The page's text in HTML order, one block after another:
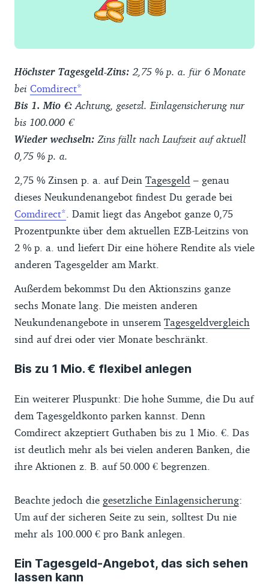
Höchster Tagesgeld-Zins: 2,75 % p. a. für 6 Monate
bei Comdirect
Bis 1. Mio €: Achtung, gesetzl. Einlagensicherung nur
bis 100.000 €
Wieder wechseln: Zins fällt nach Laufzeit auf aktuell
0,75 % p. a.
2,75 % Zinsen p. a. auf Dein Tagesgeld – genau
dieses Neukundenangebot findest Du gerade bei
Comdirect
. Damit liegt das Angebot ganze 0,75
Prozentpunkte über dem aktuellen EZB-Leitzins von
2 % p. a. und liefert Dir eine höhere Rendite als viele
anderen Tagesgelder am Markt.
Außerdem bekommst Du den Aktionszins ganze
sechs Monate lang. Die meisten anderen
Neukundenangebote in unserem Tagesgeldvergleich
sind auf drei oder vier Monate beschränkt.
Bis zu 1 Mio. € flexibel anlegen
Ein weiterer Pluspunkt: Die hohe Summe, die Du auf
dem Tagesgeldkonto parken kannst. Denn
Comdirect akzeptiert Guthaben bis zu 1 Mio. €. Das
ist deutlich mehr als bei vielen anderen Banken, die
ihre Aktionen z. B. auf 50.000 € begrenzen.
Beachte jedoch die gesetzliche Einlagensicherung:
Um auf der sicheren Seite zu sein, solltest Du nie
mehr als 100.000 € pro Bank anlegen.
Ein Tagesgeld-Angebot, das sich sehen
lassen kann